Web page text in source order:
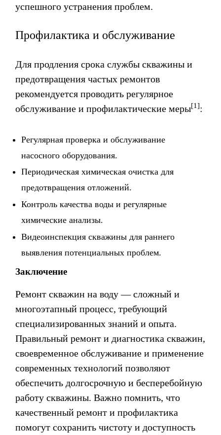
успешного устранения проблем.
Профилактика и обслуживание
Для продления срока службы скважины и
предотвращения частых ремонтов
рекомендуется проводить регулярное
обслуживание и профилактические меры[1]:
Регулярная проверка и обслуживание
насосного оборудования.
Периодическая химическая очистка для
предотвращения отложений.
Контроль качества воды и регулярные
химические анализы.
Видеоинспекция скважины для раннего
выявления потенциальных проблем.
Заключение
Ремонт скважин на воду — сложный и
многоэтапный процесс, требующий
специализированных знаний и опыта.
Правильныйремонт и диагностика скважин,
своевременное обслуживание и применение
современных технологий позволяют
обеспечить долгосрочную и бесперебойную
работу скважины. Важно помнить, что
качественный ремонт и профилактика
помогут сохранить чистоту и доступность